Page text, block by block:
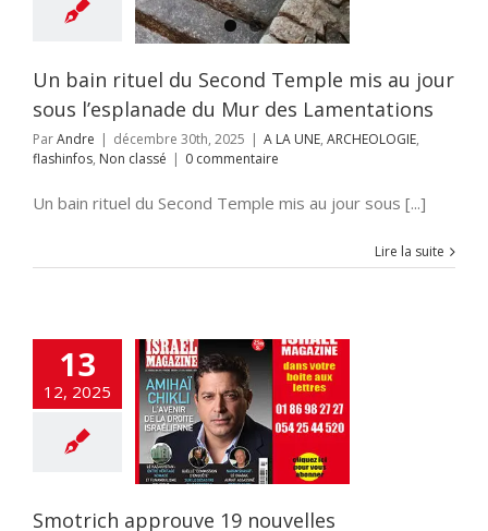
Un bain rituel du Second Temple mis au jour
sous l’esplanade du Mur des Lamentations
ParAndre | décembre 30th, 2025 | A LA UNE, ARCHEOLOGIE,
flashinfos, Non classé | 0 commentaire
Un bain rituel du Second Temple mis au jour sous [...]
Lire la suite
13
12, 2025
approuve 19
en
Samarie
Smotrich approuve 19 nouvelles